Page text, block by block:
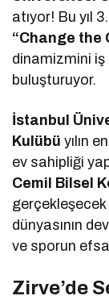
atıyor! Bu yıl
“Change the
dinamizmini iş
buluşturuyor.
İstanbul
Kulübü yılın
ev sahipliği
Cemil Bilsel
gerçekleşecek
dünyasının
ve sporun
Zirve’de